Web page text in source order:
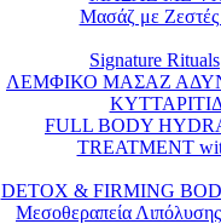
Μασάζ με Ζεστές
Signature Rituals
ΛΕΜΦΙΚΟ ΜΑΣΑΖ
FULL BODY
TREATMENT
DETOX & FIRMING
Μεσοθεραπεία Λιπόλυσης